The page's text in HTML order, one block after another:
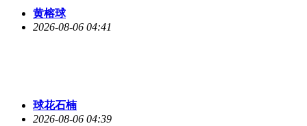
黄榕球
2026-08-06 04:41
球花石楠
2026-08-06 04:39